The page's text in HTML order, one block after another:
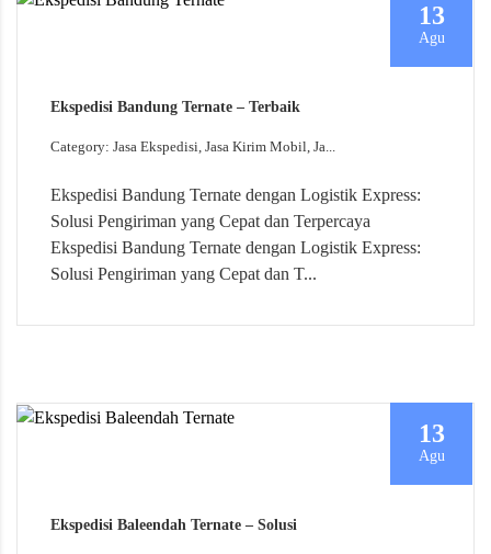
13
Agu
Ekspedisi Bandung Ternate – Terbaik
Category: Jasa Ekspedisi, Jasa Kirim Mobil, Ja...
Ekspedisi Bandung Ternate dengan Logistik Express:
Solusi Pengiriman yang Cepat dan Terpercaya
Ekspedisi Bandung Ternate dengan Logistik Express:
Solusi Pengiriman yang Cepat dan T...
13
Agu
Ekspedisi Baleendah Ternate – Solusi